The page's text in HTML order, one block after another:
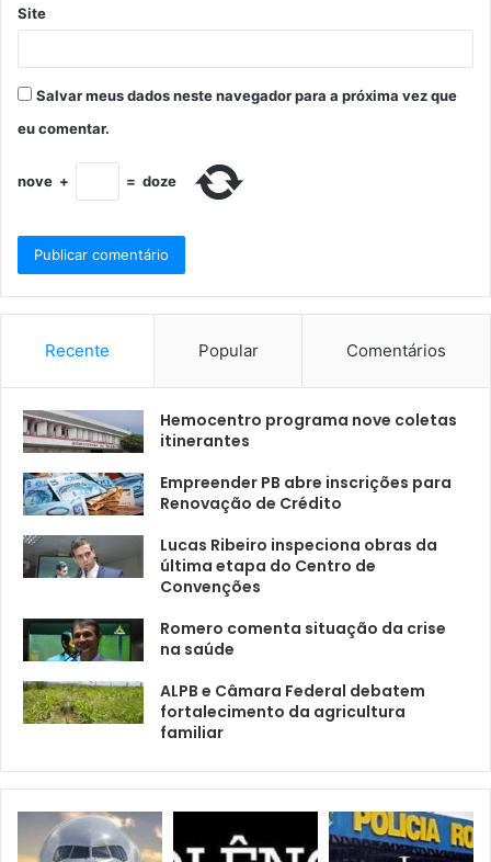
Site
Salvar meus dados neste navegador para a próxima vez que
eu comentar.
nove + = doze
Recente Popular Comentários
Hemocentro programa nove coletas
itinerantes
Empreender PB abre inscrições para
Renovação de Crédito
Lucas Ribeiro inspeciona obras da
última etapa do Centro de
Convenções
Romero comenta situação da crise
na saúde
ALPB e Câmara Federal debatem
fortalecimento da agricultura
familiar